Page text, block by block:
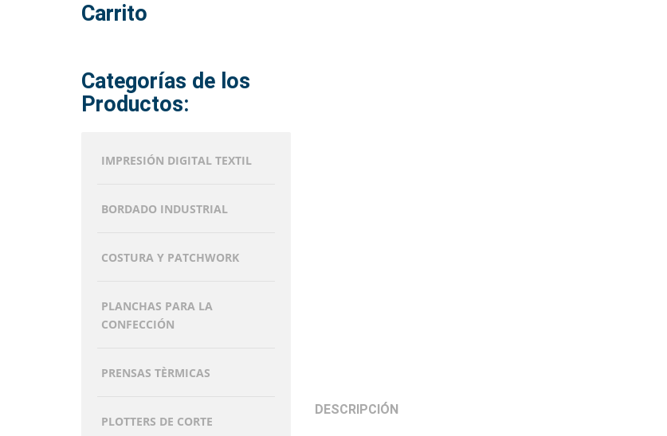
DESCRIPCIÓN
Carrito
Categorías de los
Productos:
IMPRESIÓN DIGITAL TEXTIL
BORDADO INDUSTRIAL
COSTURA Y PATCHWORK
PLANCHAS PARA LA
CONFECCIÓN
PRENSAS TÈRMICAS
PLOTTERS DE CORTE